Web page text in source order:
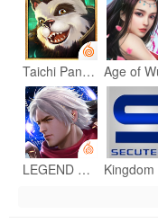
Taichi Panda
LEGEND OF HERO : レジェンドオブヒーロー